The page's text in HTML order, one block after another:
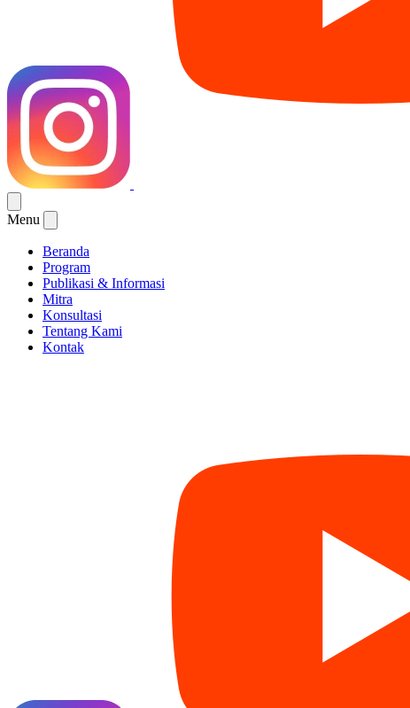
Menu
Beranda
Program
Publikasi & Informasi
Mitra
Konsultasi
Tentang Kami
Kontak